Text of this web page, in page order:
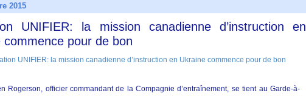
2015
UNIFIER: la mission canadienne d’instruction en
commence pour de bon
Rogerson, officier commandant de la Compagnie d’entraînement, se tient au Garde-à-